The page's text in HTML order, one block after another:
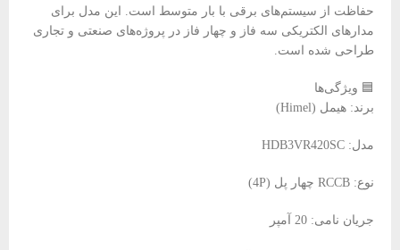
حفاظت از سیستم‌های برقی با بار متوسط است. این مدل برای
مدارهای الکتریکی سه فاز و چهار فاز در پروژه‌های صنعتی و تجاری
طراحی شده است.
🟦 ویژگی‌ها
برند: هیمل (Himel)
مدل: HDB3VR420SC
نوع: RCCB چهار پل (4P)
جریان نامی: 20 آمپر